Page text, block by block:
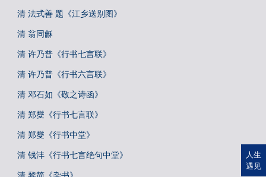
清 法式善 题《江乡送别图》
清 翁同龢
清 许乃普《行书七言联》
清 许乃普《行书六言联》
清 邓石如《敬之诗函》
清 郑燮《行书七言联》
清 郑燮《行书中堂》
清 钱沣《行书七言绝句中堂》
人生
遇见